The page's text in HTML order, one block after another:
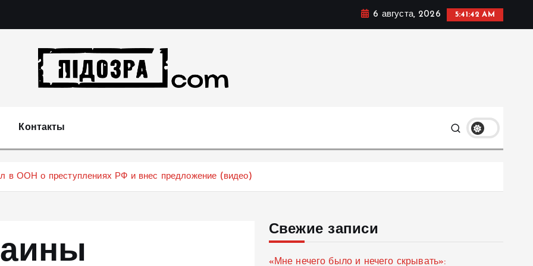
6 августа, 2026 5:41:43 AM
Контакты
в ООН о преступлениях РФ и внес предложение (видео)
Свежие записи
«Мне нечего было и нечего скрывать»: